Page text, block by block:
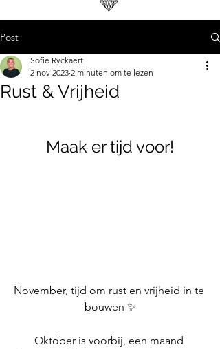
Post
Rust & Vrijheid
Sofie Ryckaert
2 nov 2023 2 minuten om te lezen
Maak er tijd voor!
November, tijd om rust en vrijheid in te
bouwen ✨
Oktober is voorbij, een maand